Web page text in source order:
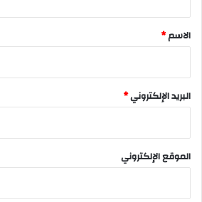
*
الاسم*
البريد الإلكتروني*
الموقع الإلكتروني